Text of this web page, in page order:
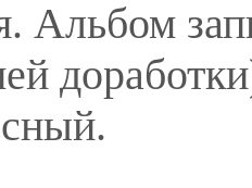
Альбом